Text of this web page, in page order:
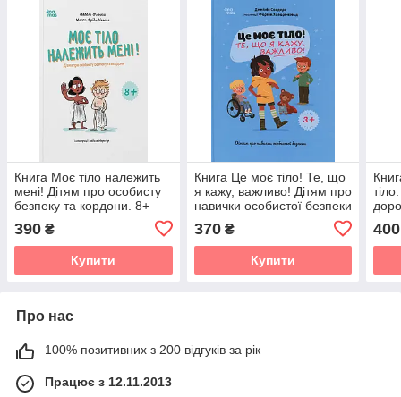
Книга Моє тіло належить
мені! Дітям про особисту
безпеку та кордони. 8+
390 ₴
Купити
Книга Це моє тіло! Те, що
я кажу, важливо! Дітям про
навички особистої безпеки
370₴
Купити
400
Про нас
100% позитивних з 200 відгуків за рік
Працює з 12.11.2013